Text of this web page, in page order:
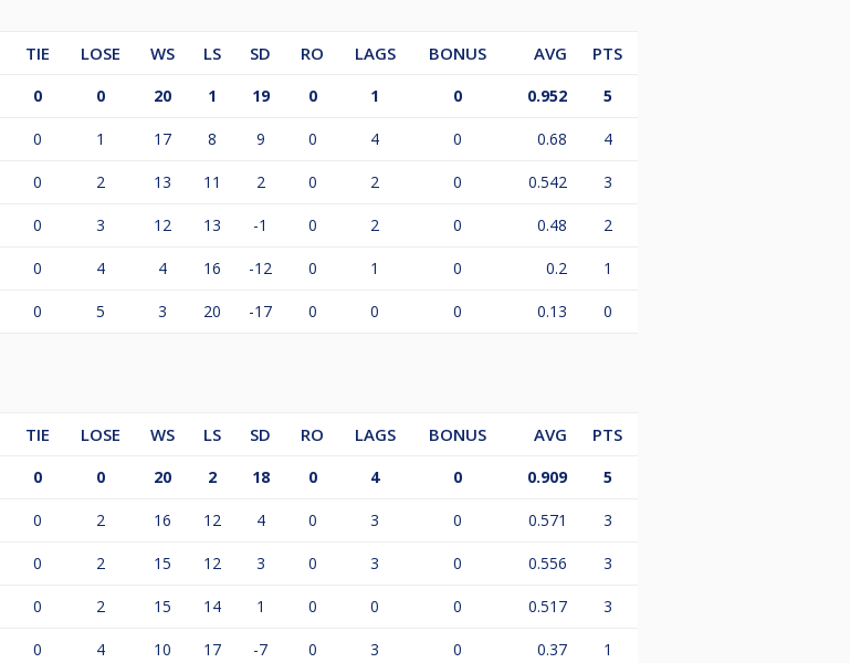
TIE LOSE WS LS SD RO LAGS BONUS AVG
PTS
0 0 20 1 19 0 1 0 0.952 5
0 1 17 8 9 0 4 0 0.68 4
0 2 13 11 2 0 2 0 0.542 3
0 3 12 13 -1 0 2 0 0.48 2
0 4 4 16 -12 0 1 0 0.2 1
0 5 3 20 -17 0 0 0 0.13 0
TIE LOSE WS LS SD RO LAGS BONUS AVG
PTS
0 0 20 2 18 0 4 0 0.909 5
0 2 16 12 4 0 3 0 0.571 3
0 2 15 12 3 0 3 0 0.556 3
0 2 15 14 1 0 0 0 0.517 3
0 4 10 17 -7 0 3 0 0.37 1